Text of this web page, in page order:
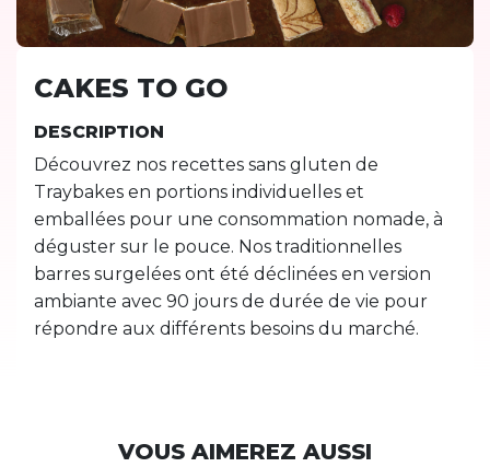
CAKES TO GO
DESCRIPTION
Découvrez nos recettes sans gluten de
Traybakes en portions individuelles et
emballées pour une consommation nomade, à
déguster sur le pouce. Nos traditionnelles
barres surgelées ont été déclinées en version
ambiante avec 90 jours de durée de vie pour
répondre aux différents besoins du marché.
VOUS AIMEREZ AUSSI